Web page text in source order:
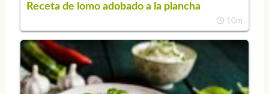
Receta de lomo adobado a la plancha
10m